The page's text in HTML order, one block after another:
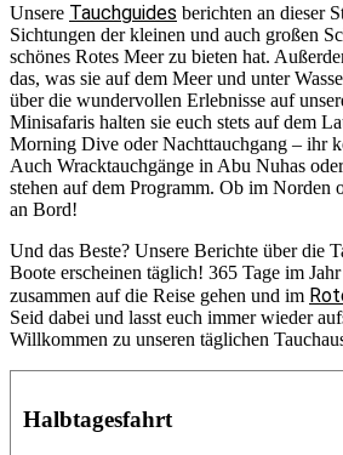
Unsere Tauchguides berichten an dieser
Sichtungen der kleinen und auch großen
schönes Rotes Meer zu bieten hat.
das, was sie auf dem Meer und unter
über die wundervollen Erlebnisse auf
Minisafaris halten sie euch stets auf dem
Morning Dive oder Nachttauchgang – ihr
Auch Wracktauchgänge in Abu Nuhas
stehen auf dem Programm. Ob im Norden
an Bord!
Und das Beste? Unsere Berichte über die
Boote erscheinen täglich! 365 Tage im
zusammen auf die Reise gehen und im
Seid dabei und lasst euch immer wieder
Willkommen zu unseren täglichen
Halbtagesfahrt